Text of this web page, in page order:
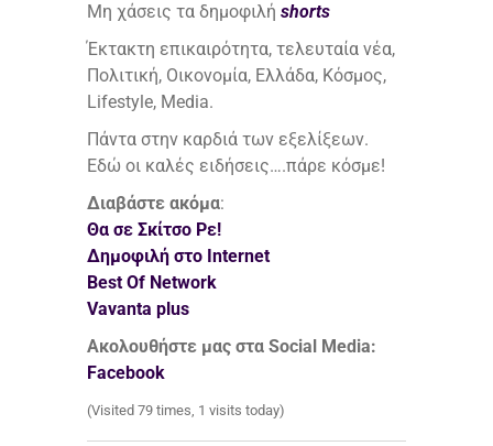
Μη χάσεις τα δημοφιλή shorts
Έκτακτη επικαιρότητα, τελευταία νέα,
Πολιτική, Οικονομία, Ελλάδα, Κόσμος,
Lifestyle, Media.
Πάντα στην καρδιά των εξελίξεων.
Εδώ οι καλές ειδήσεις….πάρε κόσμε!
Διαβάστε ακόμα:
Θα σε Σκίτσο Ρε!
Δημοφιλή στο Internet
Best Of Network
Vavanta plus
Ακολουθήστε μας στα Social Media:
Facebook
(Visited 79 times, 1 visits today)